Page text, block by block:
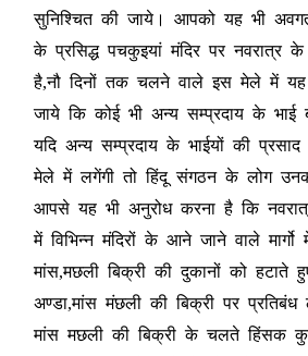
सुनिश्चित की जाये। आपको यह भी
के प्रसिद्ध पचकुइयां मंदिर पर नवरात्र
है,नौ दिनों तक चलने वाले इस मेले में यह
जाये कि कोई भी अन्य सम्प्रदाय के भाई
यदि अन्य सम्प्रदाय के भाईयों की
मेले में लगेंगी तो हिंदू संगठन के लोग
आपसे यह भी अनुरोध करना है कि
में विभिन्न मंदिरों के आने जाने वाले मार्गो
मांस,मछली बिक्री की दुकानों को हटाते
अण्डा,मांस मंछली की बिक्री पर प्रतिबंध
मांस मछली की बिक्री के चलते हिंसक